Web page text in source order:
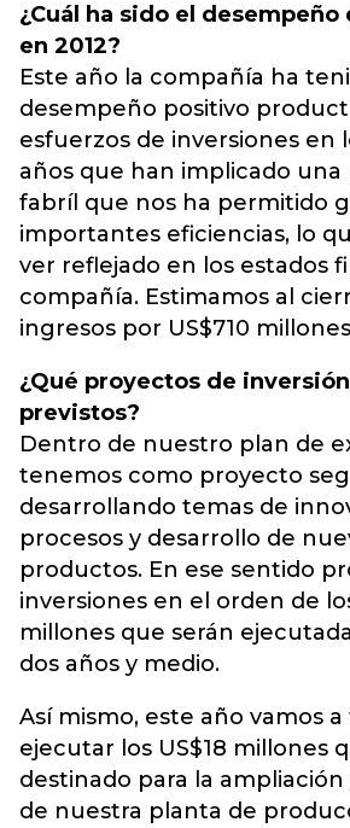
¿Cuál ha sido el desempeño
en 2012?
Este año la compañía ha
desempeño positivo
esfuerzos de inversiones en
años que han implicado una
fabríl que nos ha permitido
importantes eficiencias, lo
ver reflejado en los estados
compañía. Estimamos al
ingresos por US$710
¿Qué proyectos de
previstos?
Dentro de nuestro plan de
tenemos como proyecto
desarrollando temas de
procesos y desarrollo de
productos. En ese sentido
inversiones en el orden de
millones que serán
dos años y medio.
Así mismo, este año vamos
ejecutar los US$18 millones
destinado para la
de nuestra planta de